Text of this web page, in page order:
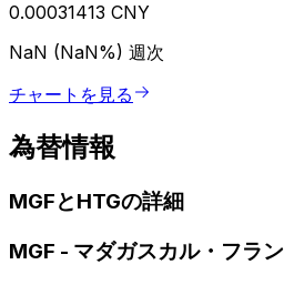
0.00031413 CNY
NaN (NaN%) 週次
チャートを見る
為替情報
MGFとHTGの詳細
MGF - マダガスカル・フラン